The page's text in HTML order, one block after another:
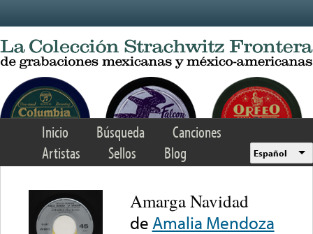
Inicio Búsqueda
Canciones
Artistas
Sellos Blog Español
Amarga Navidad
de Amalia Mendoza